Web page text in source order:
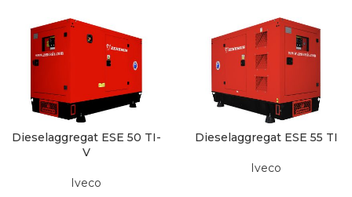
Dieselaggregat ESE 50 TI-
V
Iveco
Dieselaggregat ESE 55 TI
Iveco